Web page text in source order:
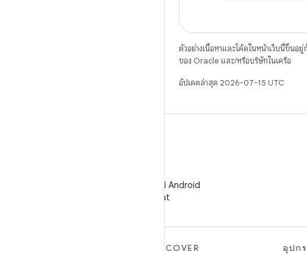
ตัวอย่างเนื้อหาและโค้ดในหน้าเว็บนี้ขึ้นอ
ของ Oracle และ/หรือบริษัทในเครือ
อัปเดตล่าสุด 2026-07-15 UTC
ติดตามนักพัฒนาแอป Android
บน WeChat
DISCOVER
อุปก